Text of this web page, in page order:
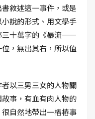
敘述這一事件，或是
說的形式、用文學手
三十萬字的《暴流——
，無出其右，所以值
以三男三女的人物關
事，有血有肉人物的
自然地帶出一樁樁事